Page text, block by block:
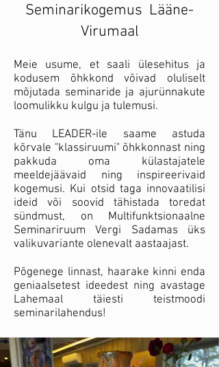
Seminarikogemus Lääne-
Virumaal
Meie usume, et saali ülesehitus ja
kodusem õhkkond võivad oluliselt
mõjutada seminaride ja ajurünnakute
loomulikku kulgu ja tulemusi.
Tänu LEADER-ile saame astuda
kõrvale "klassiruumi" õhkkonnast ning
pakkuda oma külastajatele
meeldejäävaid ning inspireerivaid
kogemusi. Kui otsid taga innovaatilisi
ideid või soovid tähistada toredat
sündmust, on Multifunktsionaalne
Seminariruum Vergi Sadamas üks
valikuvariante olenevalt aastaajast.
Põgenege linnast, haarake kinni enda
geniaalsetest ideedest ning avastage
Lahemaal täiesti teistmoodi
seminarilahendus!